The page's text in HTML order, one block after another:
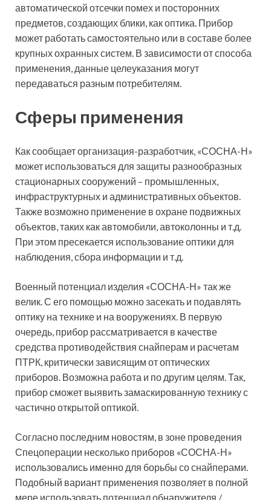
автоматической отсечки помех и посторонних
предметов, создающих блики, как оптика. Прибор
может работать самостоятельно или в составе более
крупных охранных систем. В зависимости от способа
применения, данные целеуказания могут
передаваться разным потребителям.
Сферы применения
Как сообщает организация-разработчик, «СОСНА-Н»
может использоваться для защиты разнообразных
стационарных сооружений – промышленных,
инфраструктурных и административных объектов.
Также возможно применение в охране подвижных
объектов, таких как автомобили, автоколонны и т.д.
При этом пресекается использование оптики для
наблюдения, сбора информации и т.д.
Военный потенциал изделия «СОСНА-Н» так же
велик. С его помощью можно засекать и подавлять
оптику на технике и на вооружениях. В первую
очередь, прибор рассматривается в качестве
средства противодействия снайперам и расчетам
ПТРК, критически зависящим от оптических
приборов. Возможна работа и по другим целям. Так,
прибор сможет выявить замаскированную технику с
частично открытой оптикой.
Согласно последним новостям, в зоне проведения
Спецоперации несколько приборов «СОСНА-Н»
использовались именно для борьбы со снайперами.
Подобный вариант применения позволяет в полной
мере использовать потенциал обнаружителя /